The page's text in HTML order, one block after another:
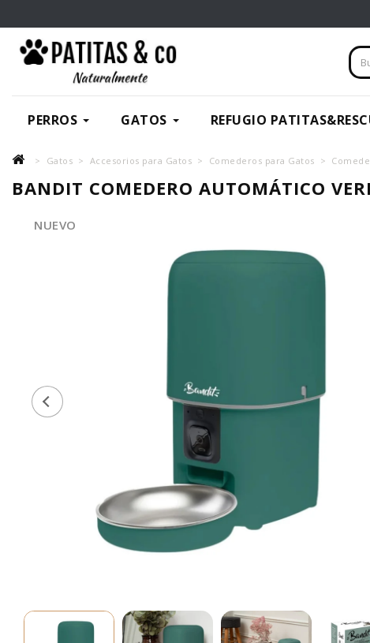
PERROS GATOS REFUGIO
Gatos Accesorios para Gatos Comederos para Gatos
BANDIT COMEDERO AUTOMÁTICO
NUEVO